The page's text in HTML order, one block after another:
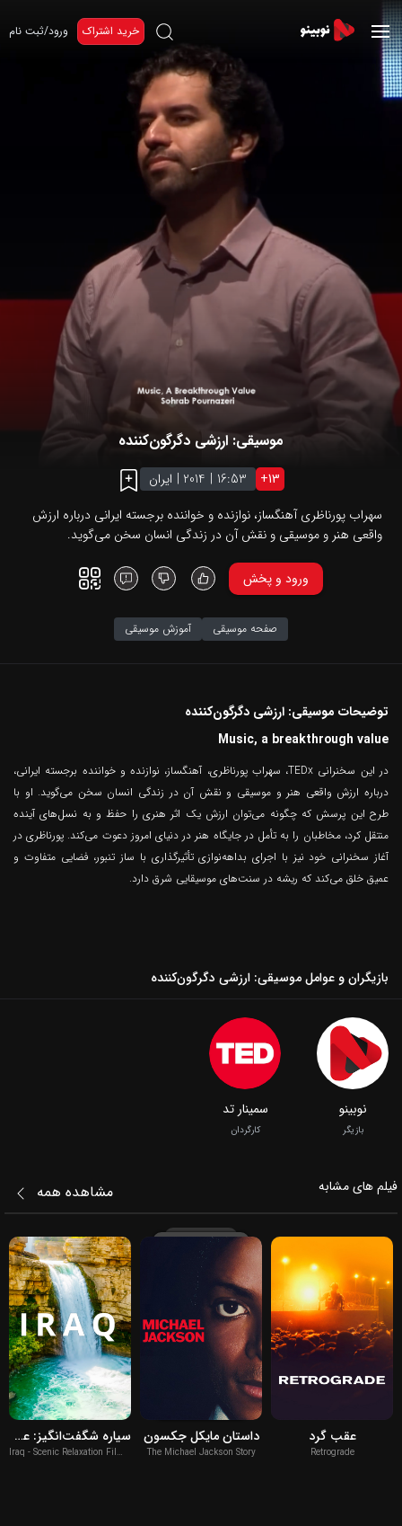
خرید اشتراک ورود/ثبت نام
موسیقی: ارزشی دگرگون‌کننده
13
+
16:53
|
2014
| ایران
سهراب پورناظری آهنگساز، نوازنده و خواننده برجسته ایرانی درباره ارزش
واقعی هنر و موسیقی و نقش آن در زندگی انسان سخن می‌گوید.
ورود و پخش
صفحه موسیقی آموزش موسیقی
توضیحات موسیقی: ارزشی دگرگون‌کننده
Music, a breakthrough value
در این سخنرانی TEDx، سهراب پورناظری، آهنگساز، نوازنده و خواننده برجسته ایرانی،
درباره ارزش واقعی هنر و موسیقی و نقش آن در زندگی انسان سخن می‌گوید. او با
طرح این پرسش که چگونه می‌توان ارزش یک اثر هنری را حفظ و به نسل‌های آینده
منتقل کرد، مخاطبان را به تأمل در جایگاه هنر در دنیای امروز دعوت می‌کند. پورناظری در
آغاز سخنرانی خود نیز با اجرای بداهه‌نوازی تأثیرگذاری با ساز تنبور، فضایی متفاوت و
عمیق خلق می‌کند که ریشه در سنت‌های موسیقایی شرق دارد.
بازیگران و عوامل موسیقی: ارزشی دگرگون‌کننده
نوبینو
بازیگر
سمینار تد
کارگردان
فیلم‌ های مشابه مشاهده همه
عقب گرد
Retrograde
2026
داستان مایکل جکسون
The Michael Jackson Story
2026
سیاره شگفت‌انگیز: عراق
Iraq - Scenic Relaxation Film With Calming Music